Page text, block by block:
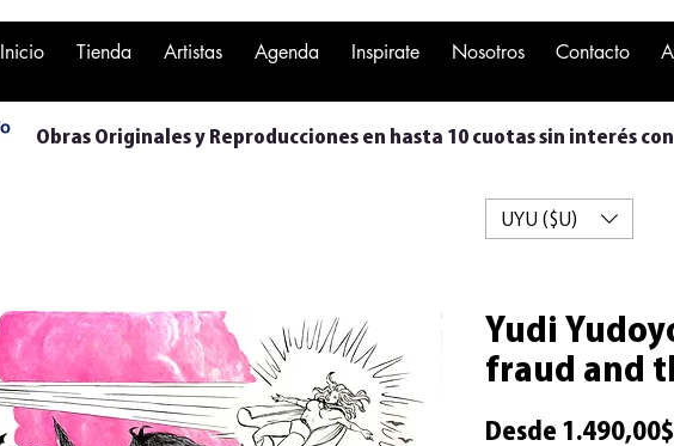
Inicio Tienda Artistas Agenda Inspirate Nosotros Contacto
Obras Originales y Reproducciones en hasta 10 cuotas sin interés
Yudi
fraud and
Desde
UYU ($U)